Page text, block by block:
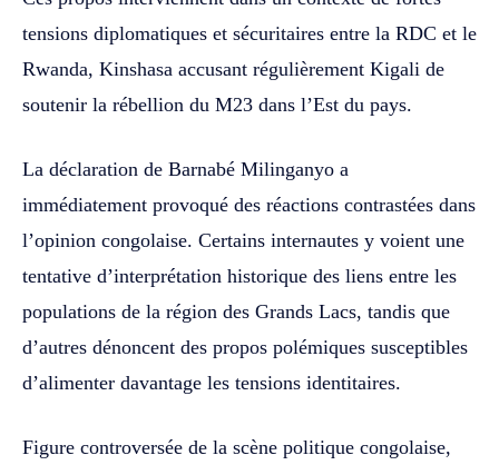
tensions diplomatiques et sécuritaires entre la RDC et le
Rwanda, Kinshasa accusant régulièrement Kigali de
soutenir la rébellion du M23 dans l’Est du pays.
La déclaration de Barnabé Milinganyo a
immédiatement provoqué des réactions contrastées dans
l’opinion congolaise. Certains internautes y voient une
tentative d’interprétation historique des liens entre les
populations de la région des Grands Lacs, tandis que
d’autres dénoncent des propos polémiques susceptibles
d’alimenter davantage les tensions identitaires.
Figure controversée de la scène politique congolaise,